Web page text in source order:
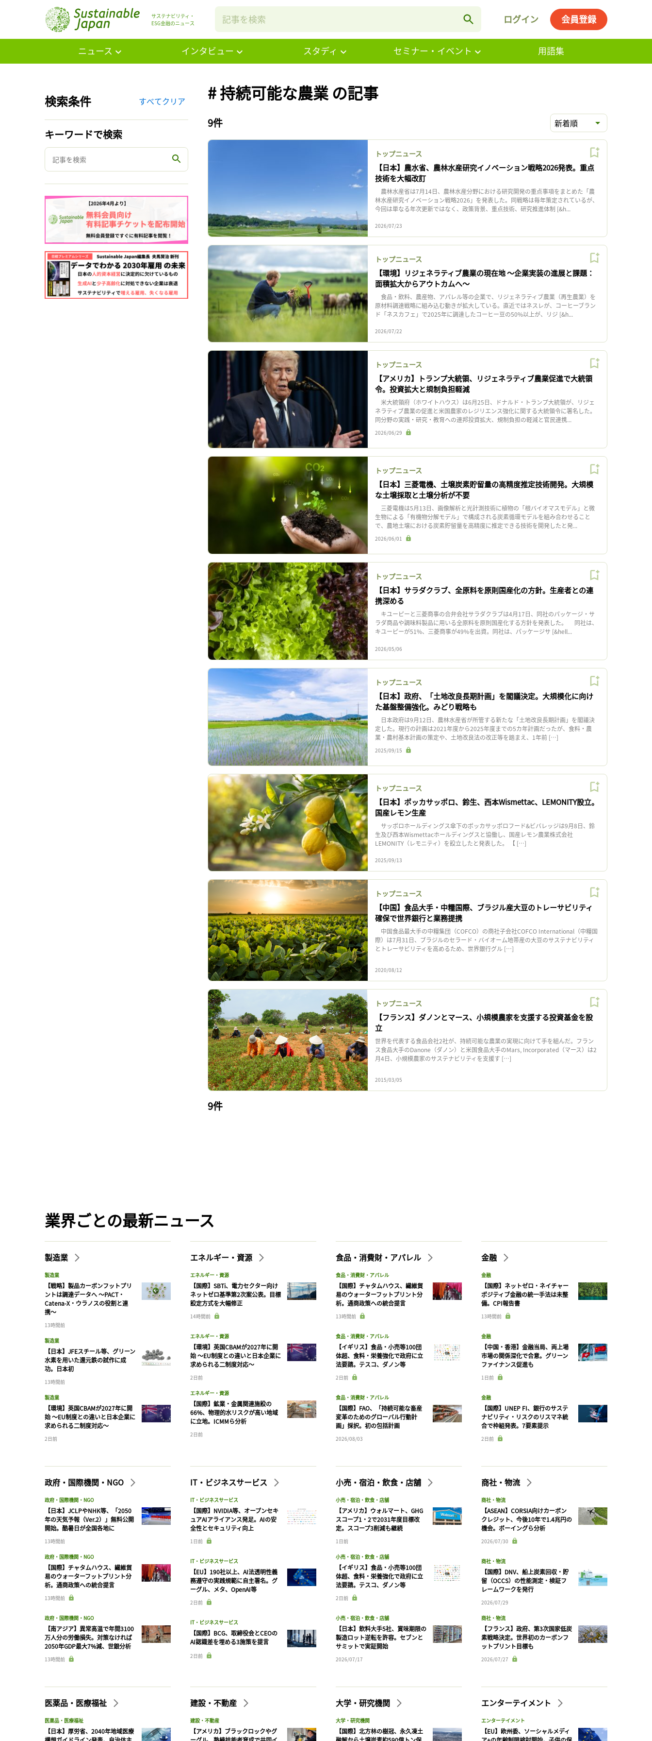
サステナビリティ・
ESG金融のニュース
ログイン 会員登録
ニュース インタビュー スタディ セミナー・イベント 用語集
検索条件 すべてクリア
キーワードで検索
# 持続可能な農業 の記事
9件 新着順
トップニュース
【日本】農水省、農林水産研究イノベーション戦略2026発表。重点
技術を大幅改訂
農林水産省は7月14日、農林水産分野における研究開発の重点事項をまとめた「農
林水産研究イノベーション戦略2026」を発表した。同戦略は毎年策定されているが、
今回は単なる年次更新ではなく、政策背景、重点技術、研究推進体制 [&h...
2026/07/23
トップニュース
【環境】リジェネラティブ農業の現在地 〜企業実装の進展と課題：
面積拡大からアウトカムへ〜
食品・飲料、農産物、アパレル等の企業で、リジェネラティブ農業（再生農業）を
原材料調達戦略に組み込む動きが拡大している。直近ではネスレが、コーヒーブラン
ド「ネスカフェ」で2025年に調達したコーヒー豆の50%以上が、リジ [&h...
2026/07/22
トップニュース
【アメリカ】トランプ大統領、リジェネラティブ農業促進で大統領
令。投資拡大と規制負担軽減
米大統領府（ホワイトハウス）は6月25日、ドナルド・トランプ大統領が、リジェ
ネラティブ農業の促進と米国農家のレジリエンス強化に関する大統領令に署名した。
同分野の実践・研究・教育への連邦投資拡大、規制負担の軽減と官民連携...
2026/06/29
トップニュース
【日本】三菱電機、土壌炭素貯留量の高精度推定技術開発。大規模
な土壌採取と土壌分析が不要
三菱電機は5月13日、画像解析と光計測技術に植物の「根バイオマスモデル」と微
生物による「有機物分解モデル」で構成される炭素循環モデルを組み合わせること
で、農地土壌における炭素貯留量を高精度に推定できる技術を開発したと発...
2026/06/01
トップニュース
【日本】サラダクラブ、全原料を原則国産化の方針。生産者との連
携深める
キユーピーと三菱商事の合弁会社サラダクラブは4月17日、同社のパッケージ・サ
ラダ商品や調味料製品に用いる全原料を原則国産化する方針を発表した。 同社は、
キユーピーが51%、三菱商事が49%を出資。同社は、パッケージサ [&hell...
2026/05/06
トップニュース
【日本】政府、「土地改良長期計画」を閣議決定。大規模化に向け
た基盤整備強化。みどり戦略も
日本政府は9月12日、農林水産省が所管する新たな「土地改良長期計画」を閣議決
定した。現行の計画は2021年度から2025年度までの5カ年計画だったが、食料・農
業・農村基本計画の策定や、土地改良法の改正等を踏まえ、1年前 […]
2025/09/15
トップニュース
【日本】ポッカサッポロ、鈴生、西本Wismettac、LEMONITY設立。
国産レモン生産
サッポロホールディングス傘下のポッカサッポロフード&ビバレッジは9月8日、鈴
生及び西本Wismettacホールディングスと協働し、国産レモン農業株式会社
LEMONITY（レモニティ）を設立したと発表した。 【 […]
2025/09/13
トップニュース
【中国】食品大手・中糧国際、ブラジル産大豆のトレーサビリティ
確保で世界銀行と業務提携
中国食品最大手の中糧集団（COFCO）の商社子会社COFCO International（中糧国
際）は7月31日、ブラジルのセラード・バイオーム地帯産の大豆のサステナビリティ
とトレーサビリティを高めるため、世界銀行グル […]
2020/08/12
トップニュース
【フランス】ダノンとマース、小規模農家を支援する投資基金を設
立
世界を代表する食品会社2社が、持続可能な農業の実現に向けて手を組んだ。フラン
ス食品大手のDanone（ダノン）と米国食品大手のMars, Incorporated（マース）は2
月4日、小規模農家のサステナビリティを支援す […]
2015/03/05
9件
業界ごとの最新ニュース
製造業
製造業
【戦略】製品カーボンフットプリ
ントは調達データへ 〜PACT・
Catena-X・ウラノスの役割と連
携〜
13時間前
製造業
【日本】JFEスチール等、グリーン
水素を用いた還元鉄の試作に成
功。日本初
13時間前
製造業
【環境】英国CBAMが2027年に開
始 〜EU制度との違いと日本企業に
求められる二制度対応〜
2日前
エネルギー・資源
エネルギー・資源
【国際】SBTi、電力セクター向け
ネットゼロ基準第2次案公表。目標
設定方式を大幅修正
14時間前
エネルギー・資源
【環境】英国CBAMが2027年に開
始 〜EU制度との違いと日本企業に
求められる二制度対応〜
2日前
エネルギー・資源
【国際】鉱業・金属関連施設の
66%、物理的水リスクが高い地域
に立地。ICMMら分析
2日前
食品・消費財・アパレル
食品・消費財・アパレル
【国際】チャタムハウス、繊維貿
易のウォーターフットプリント分
析。通商政策への統合提言
13時間前
食品・消費財・アパレル
【イギリス】食品・小売等100団
体超、食料・栄養強化で政府に立
法要請。テスコ、ダノン等
2日前
食品・消費財・アパレル
【国際】FAO、「持続可能な畜産
変革のためのグローバル行動計
画」採択。初の包括計画
2026/08/03
金融
金融
【国際】ネットゼロ・ネイチャー
ポジティブ金融の統一手法は未整
備。CPI報告書
13時間前
金融
【中国・香港】金融当局、両上場
市場の関係深化で合意。グリーン
ファイナンス促進も
1日前
金融
【国際】UNEP FI、銀行のサステ
ナビリティ・リスクのリスマネ統
合で枠組発表。7要素提示
2日前
政府・国際機関・NGO
政府・国際機関・NGO
【日本】JCLPやNHK等、「2050
年の天気予報（Ver.2）」無料公開
開始。酷暑日が全国各地に
13時間前
政府・国際機関・NGO
【国際】チャタムハウス、繊維貿
易のウォーターフットプリント分
析。通商政策への統合提言
13時間前
政府・国際機関・NGO
【南アジア】異常高温で年間3100
万人分の労働損失。対策なければ
2050年GDP最大7%減、世銀分析
13時間前
IT・ビジネスサービス
IT・ビジネスサービス
【国際】NVIDIA等、オープンセキ
ュアAIアライアンス発足。AIの安
全性とセキュリティ向上
1日前
IT・ビジネスサービス
【EU】190社以上、AI法透明性義
務遵守の実践規範に自主署名。グ
ーグル、メタ、OpenAI等
2日前
IT・ビジネスサービス
【国際】BCG、取締役会とCEOの
AI認識差を埋める3施策を提言
2日前
小売・宿泊・飲食・店舗
小売・宿泊・飲食・店舗
【アメリカ】ウォルマート、GHG
スコープ1・2で2031年度目標改
定。スコープ3削減も継続
1日前
小売・宿泊・飲食・店舗
【イギリス】食品・小売等100団
体超、食料・栄養強化で政府に立
法要請。テスコ、ダノン等
2日前
小売・宿泊・飲食・店舗
【日本】飲料大手5社、賞味期限の
製造ロット逆転を許容。セブンと
サミットで実証開始
2026/07/17
商社・物流
商社・物流
【ASEAN】CORSIA向けカーボン
クレジット、今後10年で1.4兆円の
機会。ボーイングら分析
2026/07/30
商社・物流
【国際】DNV、船上炭素回収・貯
留（OCCS）の性能測定・検証フ
レームワークを発行
2026/07/29
商社・物流
【フランス】政府、第3次国家低炭
素戦略決定。世界初のカーボンフ
ットプリント目標も
2026/07/27
医薬品・医療福祉
医薬品・医療福祉
【日本】厚労省、2040年地域医療
建設・不動産
建設・不動産
【アメリカ】ブラックロックやグ
大学・研究機関
大学・研究機関
【国際】北方林の樹冠、永久凍土
エンターテイメント
エンターテイメント
【EU】欧州委、ソーシャルメディ
記事をお気に入りに保存するには